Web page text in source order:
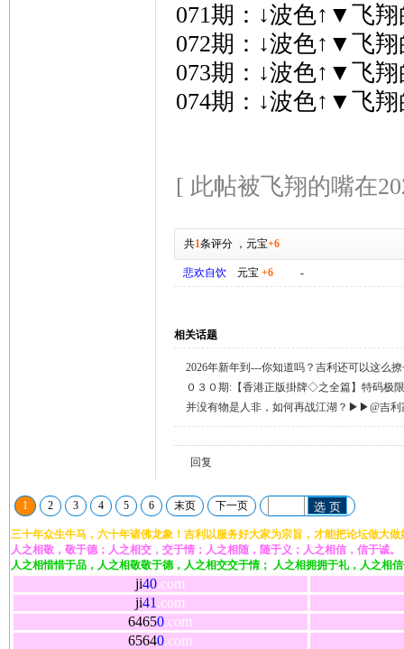
071期：↓波色↑▼飞
072期：↓波色↑▼飞
073期：↓波色↑▼飞
074期：↓波色↑▼飞
[ 此帖被飞翔的嘴在
共1条评分， 元宝+6
悲欢自饮 元宝 +6 -
相关话题
2026年新年到---你知道吗？吉利还可以这么
天天送58元宝，只需签到就有。
０３０期:【香港正版掛牌◇之全篇】特码极
整正版◇综合资料】←已更新.
并没有物是人非，如何再战江湖？▶▶@吉利
回复留言◀◀
回复
1 2 3 4 5 6 末页 下一页 选 页
三十年众生牛马，六十年诸佛龙象！吉利以服务好大家为宗旨，才能把论坛做大做
人之相敬，敬于德；人之相交，交于情；人之相随，随于义；人之相信，信于诚。
人之相惜惜于品，人之相敬敬于德，人之相交交于情； 人之相拥拥于礼，人之相
ji40.com
ji41 .com
64650.com
65640.com